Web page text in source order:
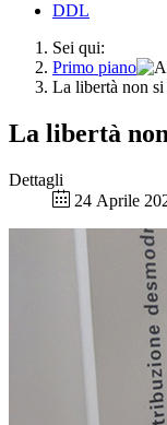
DDL
Sei qui:
Primo piano
La libertà non si
La libertà
Dettagli
24 Aprile